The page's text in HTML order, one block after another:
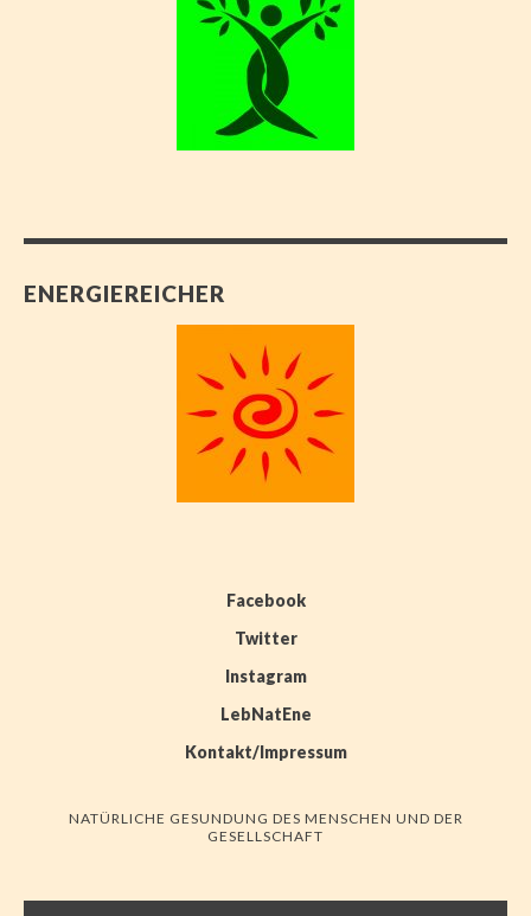
ENERGIEREICHER
Facebook
Twitter
Instagram
LebNatEne
Kontakt/Impressum
NATÜRLICHE GESUNDUNG DES MENSCHEN UND DER
GESELLSCHAFT